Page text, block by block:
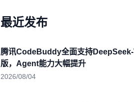
最近发布
腾讯CodeBuddy全面支持
版，Agent能力大幅提升
2026/08/04